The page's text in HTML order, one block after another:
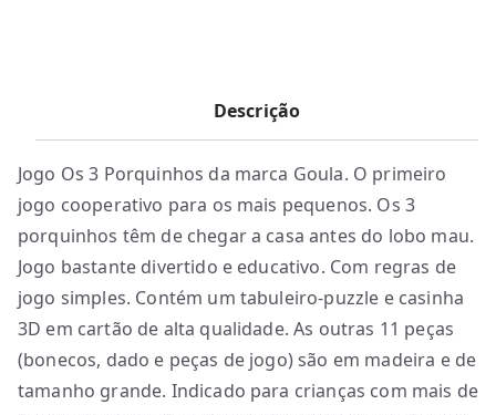
Descrição
Jogo Os 3 Porquinhos da marca Goula. O primeiro
jogo cooperativo para os mais pequenos. Os 3
porquinhos têm de chegar a casa antes do lobo mau.
Jogo bastante divertido e educativo. Com regras de
jogo simples. Contém um tabuleiro-puzzle e casinha
3D em cartão de alta qualidade. As outras 11 peças
(bonecos, dado e peças de jogo) são em madeira e de
tamanho grande. Indicado para crianças com mais de